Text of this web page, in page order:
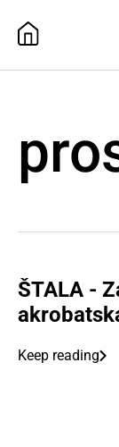
ŠTALA -
Keep reading